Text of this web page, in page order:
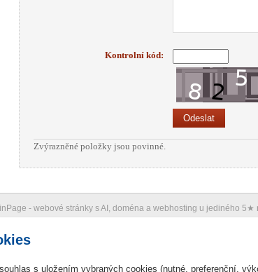
Kontrolní kód:
Zvýrazněné položky jsou povinné.
inPage - webové stránky s AI, doména a webhosting u jediného 5★
s uložením vybraných cookies (nutné, preferenční,